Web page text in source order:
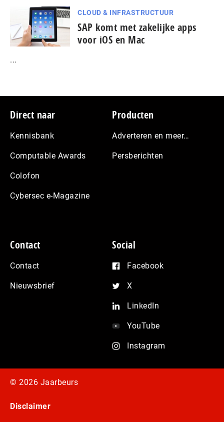
CLOUD & INFRASTRUCTUUR
SAP komt met zakelijke apps
voor iOS en Mac
...
Footer
Direct naar
Kennisbank
Computable Awards
Colofon
Cybersec e-Magazine
Producten
Adverteren en meer…
Persberichten
Contact
Contact
Nieuwsbrief
Social
Facebook
X
LinkedIn
YouTube
Instagram
© 2026 Jaarbeurs
Disclaimer